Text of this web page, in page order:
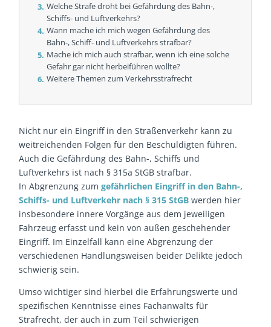
Welche Strafe droht bei Gefährdung des Bahn-,
Schiffs- und Luftverkehrs?
Wann mache ich mich wegen Gefährdung des
Bahn-, Schiff- und Luftverkehrs strafbar?
Mache ich mich auch strafbar, wenn ich eine solche
Gefahr gar nicht herbeiführen wollte?
Weitere Themen zum Verkehrsstrafrecht
Nicht nur ein Eingriff in den Straßenverkehr kann zu
weitreichenden Folgen für den Beschuldigten führen.
Auch die Gefährdung des Bahn-, Schiffs und
Luftverkehrs ist nach § 315a StGB strafbar.
In Abgrenzung zumgefährlichen Eingriff in den Bahn-,
Schiffs- und Luftverkehr nach § 315 StGB werden hier
insbesondere innere Vorgänge aus dem jeweiligen
Fahrzeug erfasst und kein von außen geschehender
Eingriff. Im Einzelfall kann eine Abgrenzung der
verschiedenen Handlungsweisen beider Delikte jedoch
schwierig sein.
Umso wichtiger sind hierbei die Erfahrungswerte und
spezifischen Kenntnisse eines Fachanwalts für
Strafrecht, der auch in zum Teil schwierigen